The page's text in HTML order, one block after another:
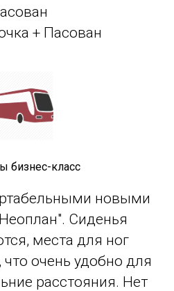
+ Пасован
бизнес-класс
новыми
Сиденья
места для ног
очень удобно для
расстояния. Нет